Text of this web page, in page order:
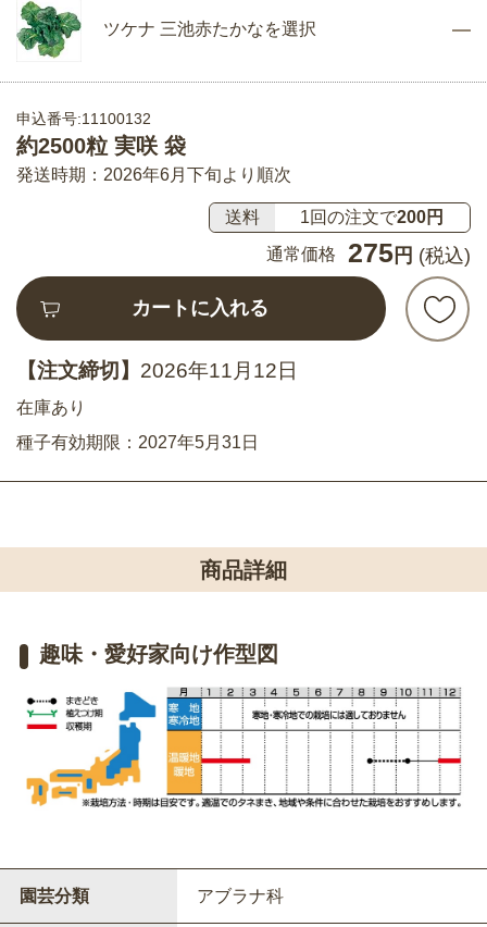
ツケナ 三池赤たかなを選択
申込番号:11100132
約2500粒 実咲 袋
発送時期：2026年6月下旬より順次
送料 1回の注文で200円
通常価格
275 円 (税込)
カートに入れる
【注文締切】 2026年11月12日
在庫あり
種子有効期限：2027年5月31日
商品詳細
趣味・愛好家向け作型図
園芸分類 アブラナ科